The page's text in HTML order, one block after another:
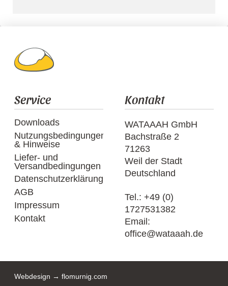
Service
Downloads
Nutzungsbedingungen
& Hinweise
Liefer- und
Versandbedingungen
Datenschutzerklärung
AGB
Impressum
Kontakt
Kontakt
WATAAAH GmbH
Bachstraße 2
71263
Weil der Stadt
Deutschland
Tel.: +49 (0)
1727531382
Email:
office@wataaah.de
Webdesign → flomurnig.com